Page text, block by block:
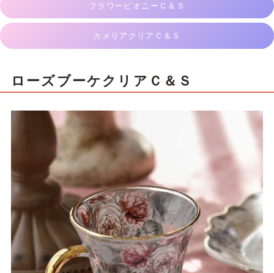
フラワーピオニーＣ＆Ｓ
カメリアクリアＣ＆Ｓ
ローズブーケクリアＣ＆Ｓ